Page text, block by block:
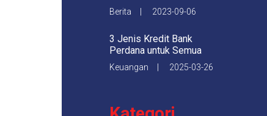
Berita | 2023-09-06
3 Jenis Kredit Bank
Perdana untuk Semua
Keuangan | 2025-03-26